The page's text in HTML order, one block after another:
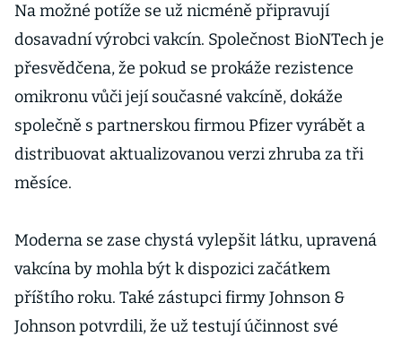
Na možné potíže se už nicméně připravují
dosavadní výrobci vakcín. Společnost BioNTech je
přesvědčena, že pokud se prokáže rezistence
omikronu vůči její současné vakcíně, dokáže
společně s partnerskou firmou Pfizer vyrábět a
distribuovat aktualizovanou verzi zhruba za tři
měsíce.
Moderna se zase chystá vylepšit látku, upravená
vakcína by mohla být k dispozici začátkem
příštího roku. Také zástupci firmy Johnson &
Johnson potvrdili, že už testují účinnost své